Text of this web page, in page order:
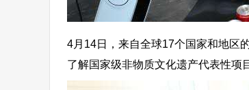
4月14日，来自全球17个国家和地区
了解国家级非物质文化遗产代表性项